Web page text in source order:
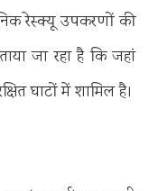
रेस्क्यू उपकरणों की
जा रहा है कि जहां
घाटों में शामिल है।